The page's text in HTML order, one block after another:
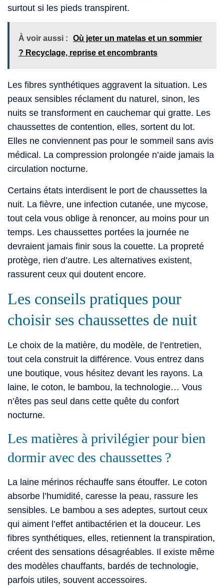
surtout si les pieds transpirent.
À voir aussi :
Où jeter un matelas et un sommier
? Recyclage, reprise et encombrants
Les fibres synthétiques aggravent la situation. Les
peaux sensibles réclament du naturel, sinon, les
nuits se transforment en cauchemar qui gratte. Les
chaussettes de contention, elles, sortent du lot.
Elles ne conviennent pas pour le sommeil sans avis
médical. La compression prolongée n’aide jamais la
circulation nocturne.
Certains états interdisent le port de chaussettes la
nuit. La fièvre, une infection cutanée, une mycose,
tout cela vous oblige à renoncer, au moins pour un
temps. Les chaussettes portées la journée ne
devraient jamais finir sous la couette. La propreté
protège, rien d’autre. Les alternatives existent,
rassurent ceux qui doutent encore.
Les conseils pratiques pour
choisir ses chaussettes de nuit
Le choix de la matière, du modèle, de l’entretien,
tout cela construit la différence. Vous entrez dans
une boutique, vous hésitez devant les rayons. La
laine, le coton, le bambou, la technologie… Vous
n’êtes pas seul dans cette quête du confort
nocturne.
Les matières à privilégier pour bien
dormir avec des chaussettes ?
La laine mérinos réchauffe sans étouffer. Le coton
absorbe l’humidité, caresse la peau, rassure les
sensibles. Le bambou a ses adeptes, surtout ceux
qui aiment l’effet antibactérien et la douceur. Les
fibres synthétiques, elles, retiennent la transpiration,
créent des sensations désagréables. Il existe même
des modèles chauffants, bardés de technologie,
parfois utiles, souvent accessoires.